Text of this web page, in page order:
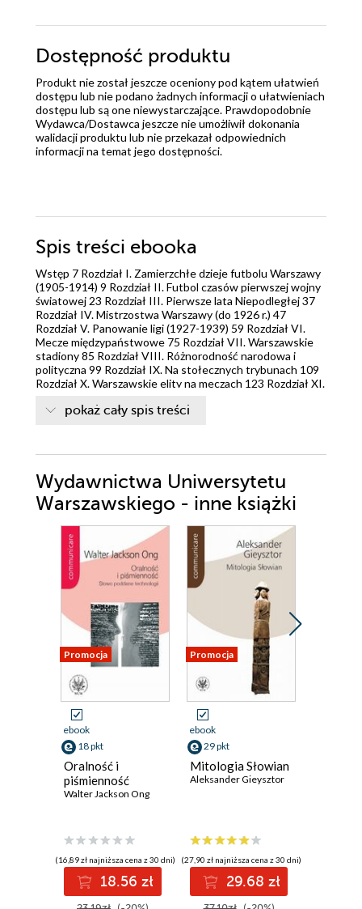
Dostępność produktu
Produkt nie został jeszcze oceniony pod kątem ułatwień
dostępu lub nie podano żadnych informacji o ułatwieniach
dostępu lub są one niewystarczające. Prawdopodobnie
Wydawca/Dostawca jeszcze nie umożliwił dokonania
walidacji produktu lub nie przekazał odpowiednich
informacji na temat jego dostępności.
Spis treści ebooka
Wstęp 7 Rozdział I. Zamierzchłe dzieje futbolu Warszawy
(1905-1914) 9 Rozdział II. Futbol czasów pierwszej wojny
światowej 23 Rozdział III. Pierwsze lata Niepodległej 37
Rozdział IV. Mistrzostwa Warszawy (do 1926 r.) 47
Rozdział V. Panowanie ligi (1927-1939) 59 Rozdział VI.
Mecze międzypaństwowe 75 Rozdział VII. Warszawskie
stadiony 85 Rozdział VIII. Różnorodność narodowa i
polityczna 99 Rozdział IX. Na stołecznych trybunach 109
Rozdział X. Warszawskie elity na meczach 123 Rozdział XI.
futbol (1939-1945) 139 Rozdział XIII. Odbudowa i
ważniejszych pozycji 181 Indeks osób
pokaż cały spis treści
Wydawnictwa Uniwersytetu
Warszawskiego - inne książki
Promocja
ebook
18 pkt
Oralność i
piśmienność
Walter Jackson Ong
(16,89 zł najniższa cena z 30 dni)
18.56 zł
Promocja
ebook
29 pkt
Mitologia Słowian
Aleksander Gieysztor
(27,90 zł najniższa cena z 30 dni)
29.68 zł